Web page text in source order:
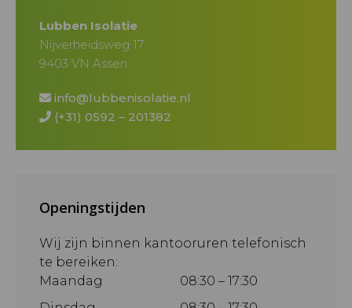
Lubben Isolatie
Nijverheidsweg 17
9403 VN Assen
info@lubbenisolatie.nl
(+31) 0592 – 201382
Openingstijden
Wij zijn binnen kantooruren telefonisch
te bereiken:
Maandag
08:30 – 17:30